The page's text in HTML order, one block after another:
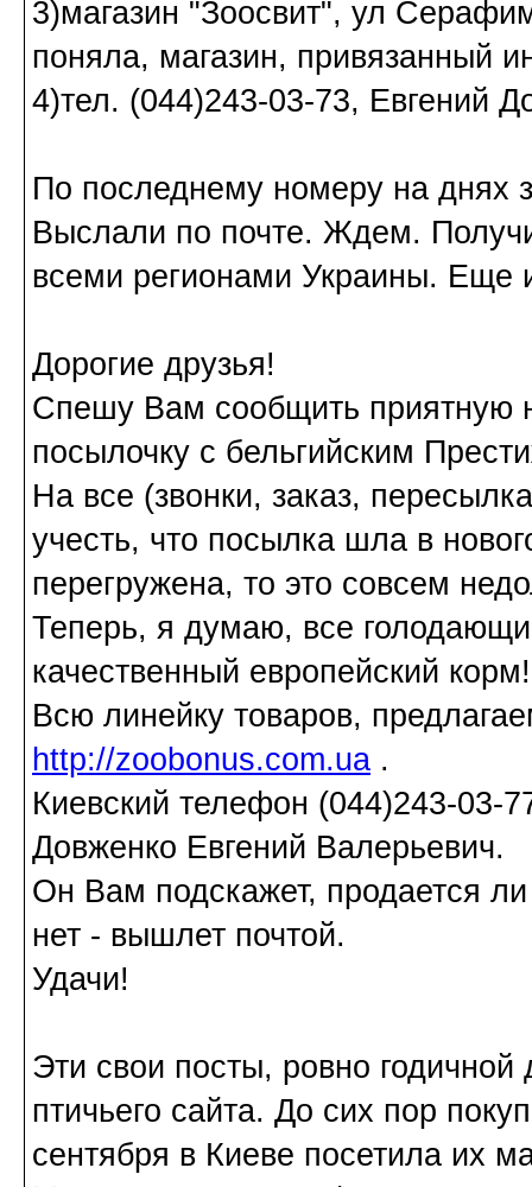
3)магазин "Зоосвит", ул
поняла, магазин, привязанный
4)тел. (044)243-03-73, Евгений
По последнему номеру на днях
Выслали по почте. Ждем.
всеми регионами Украины. Еще
Дорогие друзья!
Спешу Вам сообщить приятную
посылочку с бельгийским
На все (звонки, заказ,
учесть, что посылка шла в
перегружена, то это совсем
Теперь, я думаю, все
качественный европейский корм!
Всю линейку товаров,
http://zoobonus.com.ua .
Киевский телефон (044)243-03-
Довженко Евгений Валерьевич.
Он Вам подскажет, продается
нет - вышлет почтой.
Удачи!
Эти свои посты, ровно годичной
птичьего сайта. До сих пор
сентября в Киеве посетила их